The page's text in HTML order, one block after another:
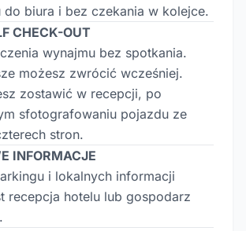
do biura i bez czekania w kolejce.
CHECK-OUT
wynajmu bez spotkania.
możesz zwrócić wcześniej.
zostawić w recepcji, po
sfotografowaniu pojazdu ze
stron.
INFORMACJE
i lokalnych informacji
recepcja hotelu lub gospodarz